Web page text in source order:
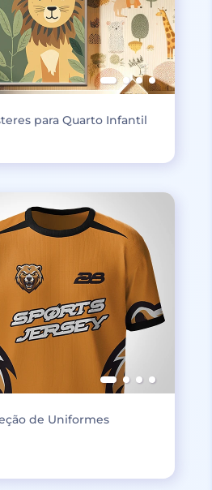
para Quarto Infantil
de Uniformes